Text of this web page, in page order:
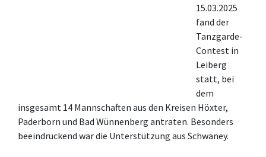
15.03.2025
fand der
Tanzgarde-
Contest in
Leiberg
statt, bei
dem
insgesamt 14 Mannschaften aus den Kreisen Höxter,
Paderborn und Bad Wünnenberg antraten. Besonders
beeindruckend war die Unterstützung aus Schwaney.